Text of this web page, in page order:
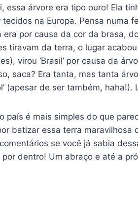
árvore era tipo ouro! Ela
na Europa. Pensa numa
era por causa da cor da brasa,
tiravam da terra, o lugar
virou ‘Brasil’ por causa da
saca? Era tanta, mas tanta
(apesar de ser também, haha!).
é mais simples do que
batizar essa terra
se você já sabia
dentro! Um abraço e até a